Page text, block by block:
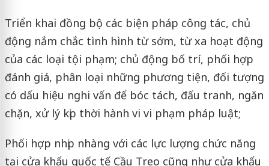
Triển khai đồng bộ các biện pháp công tác, chủ
động nắm chắc tình hình từ sớm, từ xa hoạt động
của các loại tội phạm; chủ động bố trí, phối hợp
đánh giá, phân loại những phương tiện, đối tượng
có dấu hiệu nghi vấn để bóc tách, đấu tranh, ngăn
chặn, xử lý kịp thời hành vi vi phạm pháp luật;
Phối hợp nhịp nhàng với các lực lượng chức năng
tại cửa khẩu quốc tế Cầu Treo cũng như cửa khẩu